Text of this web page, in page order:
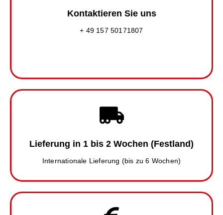
Kontaktieren Sie uns
+ 49 157 50171807
Lieferung in 1 bis 2 Wochen (Festland)
Internationale Lieferung (bis zu 6 Wochen)